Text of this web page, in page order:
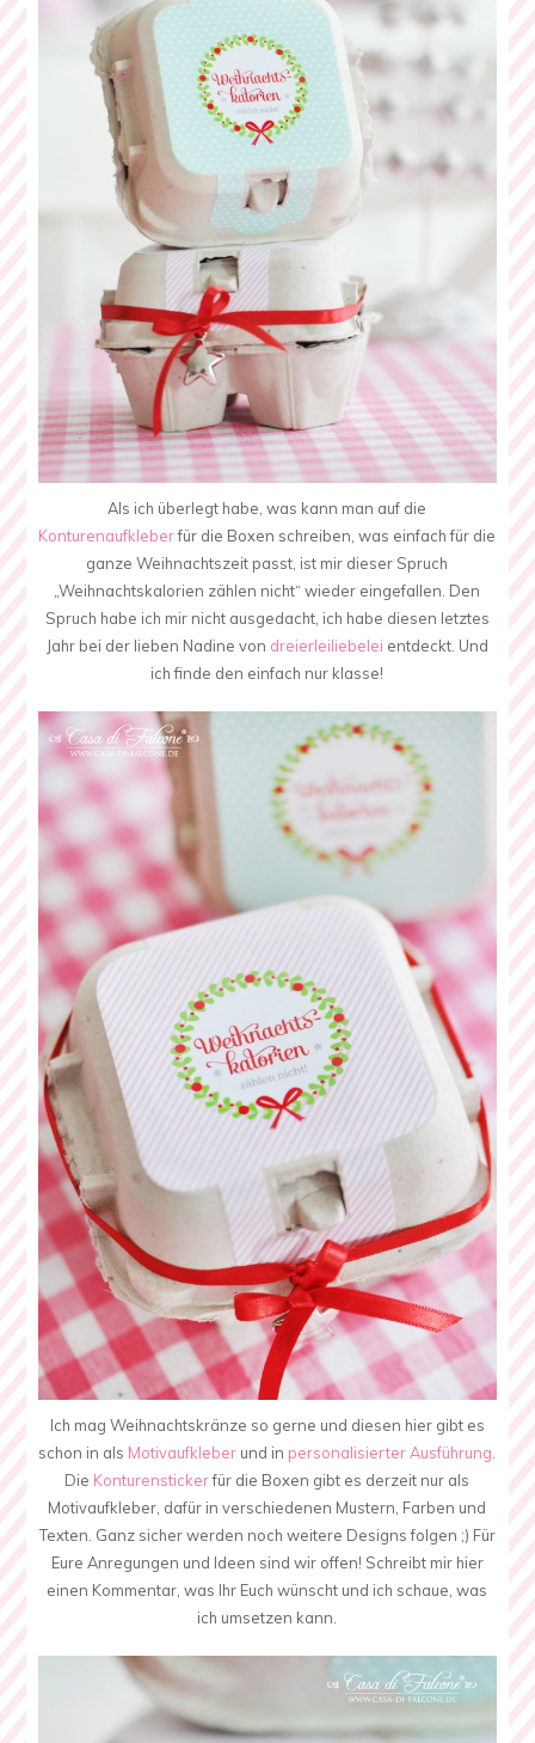
Als ich überlegt habe, was kann man auf die
Konturenaufkleberfür die Boxen schreiben, was einfach für die
ganze Weihnachtszeit passt, ist mir dieser Spruch
„Weihnachtskalorien zählen nicht“ wieder eingefallen. Den
Spruch habe ich mir nicht ausgedacht, ich habe diesen letztes
Jahr bei der lieben Nadine von dreierleiliebelei entdeckt. Und
ich finde den einfach nur klasse!
Ich mag Weihnachtskränze so gerne und diesen hier gibt es
schon in als Motivaufkleber und inpersonalisierter Ausführung.
Die Konturenstickerfür die Boxen gibt es derzeit nur als
Motivaufkleber, dafür in verschiedenen Mustern, Farben und
Texten. Ganz sicher werden noch weitere Designs folgen ;) Für
Eure Anregungen und Ideen sind wir offen! Schreibt mir hier
einen Kommentar, was Ihr Euch wünscht und ich schaue, was
ich umsetzen kann.